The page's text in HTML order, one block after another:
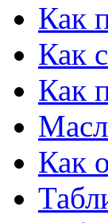
Как
Как
Как
Как